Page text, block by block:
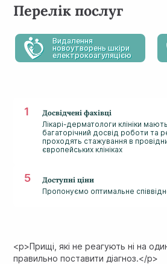
Перелік послуг
Видалення
новоутворень шкіри
електрокоагуляцією
Досвідчені фахівці
Лікарі-дерматологи клініки мають
багаторічний досвід роботи та
проходять стажування в
європейських клініках
Доступні ціни
Пропонуємо оптимальне
<p>Прищі, які не реагують ні на
правильно поставити діагноз.</p>